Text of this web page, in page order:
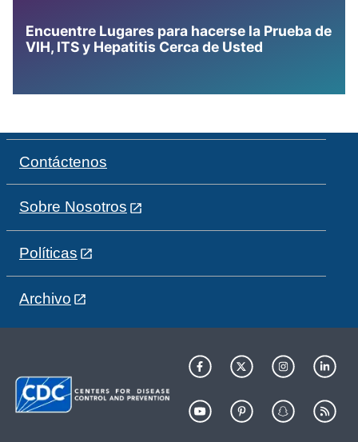
Encuentre Lugares para hacerse la Prueba de
VIH, ITS y Hepatitis Cerca de Usted
Contáctenos
Sobre Nosotros
Políticas
Archivo